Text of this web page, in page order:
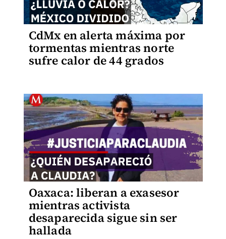
CdMx en alerta máxima por
tormentas mientras norte
sufre calor de 44 grados
Oaxaca: liberan a exasesor
mientras activista
desaparecida sigue sin ser
hallada